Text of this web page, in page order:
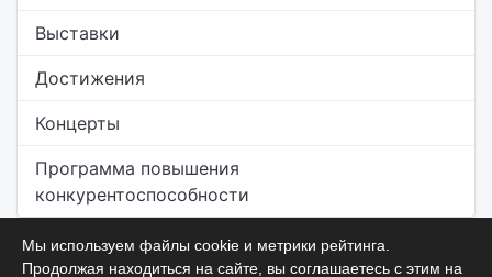
Выставки
Достижения
Концерты
Программа повышения
конкурентоспособности
Мы используем файлы cookie и метрики рейтинга.
Продолжая находиться на сайте, вы соглашаетесь с этим на